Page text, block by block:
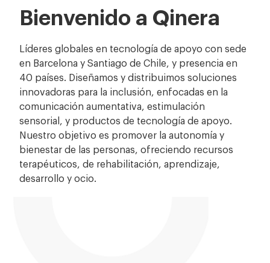
Bienvenido a Qinera
Líderes globales en tecnología de apoyo con sede
en Barcelona y Santiago de Chile, y presencia en
40 países. Diseñamos y distribuimos soluciones
innovadoras para la inclusión, enfocadas en la
comunicación aumentativa, estimulación
sensorial, y productos de tecnología de apoyo.
Nuestro objetivo es promover la autonomía y
bienestar de las personas, ofreciendo recursos
terapéuticos, de rehabilitación, aprendizaje,
desarrollo y ocio.